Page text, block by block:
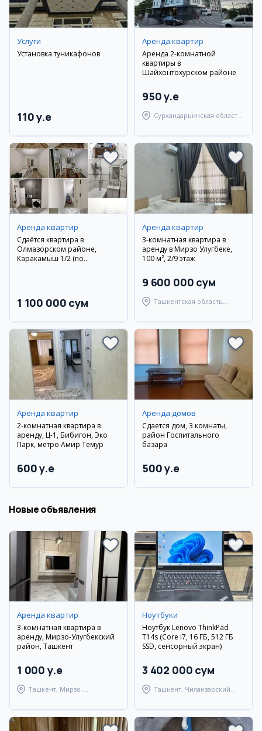
Услуги
Установка туникафонов
110 y.e
Аренда квартир
Аренда 2-комнатной
квартиры в
Шайхонтохурском районе
950 y.e
Сурхандарьинская область,
Аренда квартир
Сдаётся квартира в
Олмазорском районе,
Каракамыш 1/2 (по
1 100 000 сум
Аренда квартир
3-комнатная квартира в
аренду в Мирзо Улугбеке,
100 м², 2/9 этаж
9 600 000 сум
Ташкентская область,
Аренда квартир
2-комнатная квартира в
аренду, Ц-1, Бибигон, Эко
Парк, метро Амир Темур
600 y.e
Аренда домов
Сдается дом, 3 комнаты,
район Госпитального
базара
500 y.e
Новые объявления
Аренда квартир
3-комнатная квартира в
аренду, Мирзо-Улугбекский
район, Ташкент
1 000 y.e
Ташкент, Мирзо-
Ноутбуки
Ноутбук Lenovo ThinkPad
T14s (Core i7, 16 ГБ, 512 ГБ
SSD, сенсорный экран)
3 402 000 сум
Ташкент, Чиланзарский